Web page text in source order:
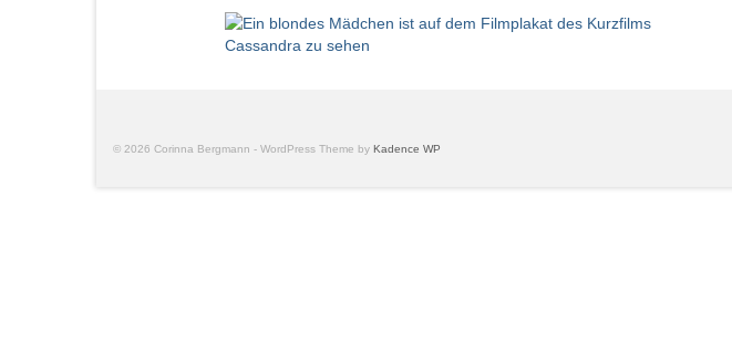
© 2026 Corinna Bergmann - WordPress Theme by Kadence WP